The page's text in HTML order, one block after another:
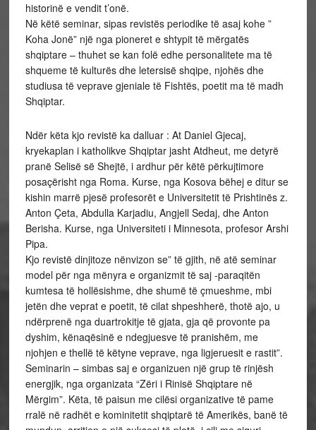
historinë e vendit t’onë.
Në këtë seminar, sipas revistës periodike të asaj kohe ”
Koha Jonë” një nga pioneret e shtypit të mërgatës
shqiptare – thuhet se kan folë edhe personalitete ma të
shqueme të kulturës dhe letersisë shqipe, njohës dhe
studiusa të veprave gjeniale të Fishtës, poetit ma të madh
Shqiptar.
Ndër këta kjo revistë ka dalluar : At Daniel Gjecaj,
kryekaplan i katholikve Shqiptar jasht Atdheut, me detyrë
pranë Selisë së Shejtë, i ardhur për këtë përkujtimore
posaçërisht nga Roma. Kurse, nga Kosova bëhej e ditur se
kishin marrë pjesë profesorët e Universitetit të Prishtinës z.
Anton Çeta, Abdulla Karjadiu, Angjell Sedaj, dhe Anton
Berisha. Kurse, nga Universiteti i Minnesota, profesor Arshi
Pipa.
Kjo revistë dinjitoze nënvizon se” të gjith, në atë seminar
model për nga mënyra e organizmit të saj -paraqitën
kumtesa të hollësishme, dhe shumë të çmueshme, mbi
jetën dhe veprat e poetit, të cilat shpeshherë, thotë ajo, u
ndërprenë nga duartrokitje të gjata, gja që provonte pa
dyshim, kënaqësinë e ndegjuesve të pranishëm, me
njohjen e thellë të këtyne veprave, nga ligjeruesit e rastit”.
Seminarin – simbas saj e organizuen një grup të rinjësh
energjik, nga organizata “Zëri i Rinisë Shqiptare në
Mërgim”. Këta, të paisun me cilësi organizative të pame
rralë në radhët e kominitetit shqiptarë të Amerikës, banë të